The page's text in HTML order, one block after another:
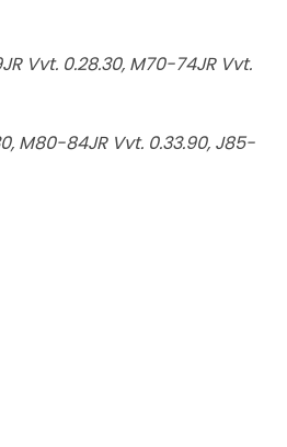
Vvt. 0.28.30, M70-74JR Vvt.
M80-84JR Vvt. 0.33.90, J85-
00773
00670